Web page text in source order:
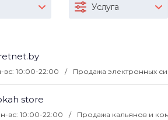
Услуга
вс: 10:00-22:00 Продажа электронных
store
вс: 10:00-22:00 Продажа кальянов и